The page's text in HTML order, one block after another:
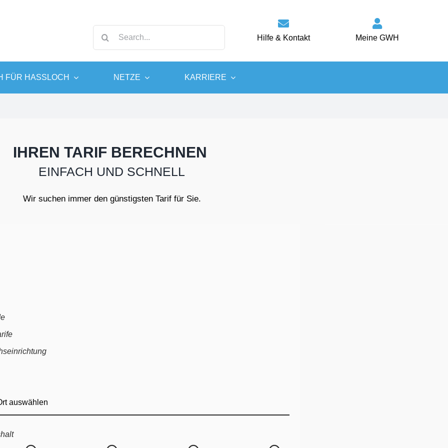
nach:
Hilfe & Kontakt Meine GWH
Privat
Profi
Abwasserwerk
Wasser sparen
App
Antworten
FÜR HASSLOCH NETZE KARRIERE
IHREN TARIF BERECHNEN
EINFACH UND SCHNELL
Wir suchen immer den günstigsten Tarif für Sie.